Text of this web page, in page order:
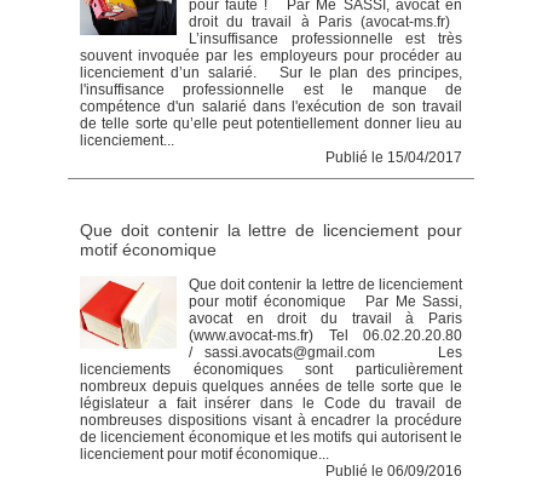
pour faute ! Par Me SASSI, avocat en
droit du travail à Paris (avocat-ms.fr)
L’insuffisance professionnelle est très
souvent invoquée par les employeurs pour procéder au
licenciement d’un salarié. Sur le plan des principes,
l'insuffisance professionnelle est le manque de
compétence d'un salarié dans l'exécution de son travail
de telle sorte qu’elle peut potentiellement donner lieu au
licenciement...
Publié le 15/04/2017
Que doit contenir la lettre de licenciement pour
motif économique
Que doit contenir la lettre de licenciement
pour motif économique Par Me Sassi,
avocat en droit du travail à Paris
(www.avocat-ms.fr) Tel 06.02.20.20.80
/ sassi.avocats@gmail.com Les
licenciements économiques sont particulièrement
nombreux depuis quelques années de telle sorte que le
législateur a fait insérer dans le Code du travail de
nombreuses dispositions visant à encadrer la procédure
de licenciement économique et les motifs qui autorisent le
licenciement pour motif économique...
Publié le 06/09/2016